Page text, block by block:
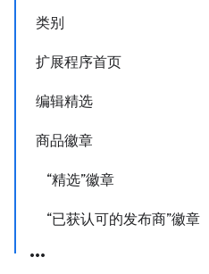
类别
扩展程序首页
编辑精选
商品徽章
“精选”徽章
“已获认可的发布商”徽章